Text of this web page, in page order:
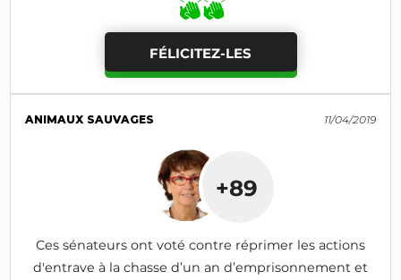
FÉLICITEZ-LES
ANIMAUX SAUVAGES 11/04/2019
+89
Ces sénateurs ont voté contre réprimer les actions
d'entrave à la chasse d’un an d’emprisonnement et